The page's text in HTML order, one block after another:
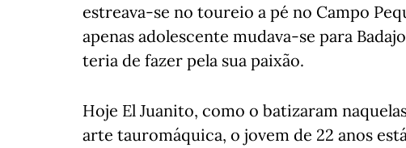
estreava-se no toureio a pé no Campo
apenas adolescente mudava-se para
teria de fazer pela sua paixão.
Hoje El Juanito, como o batizaram
arte tauromáquica, o jovem de 22 anos